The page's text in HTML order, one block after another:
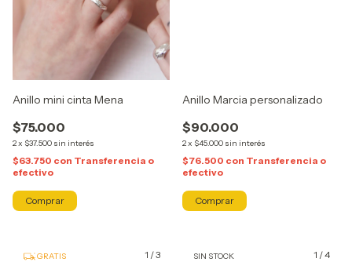
Anillo mini cinta Mena
$75.000
2x $37.500 sin interés
$63.750 con Transferencia o
efectivo
Comprar
Anillo Marcia personalizado
$90.000
2x $45.000 sin interés
$76.500 con Transferencia o
efectivo
Comprar
1 /3
GRATIS 1 /4
SIN STOCK